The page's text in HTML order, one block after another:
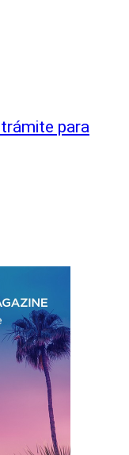
para